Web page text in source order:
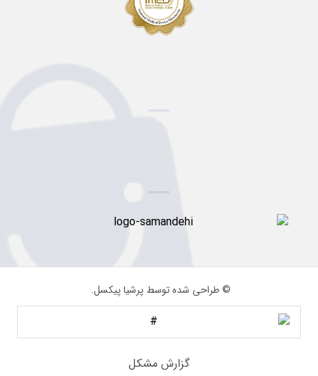
© طراحی شده توسط پرشیا پیکسل.
گزارش مشکل